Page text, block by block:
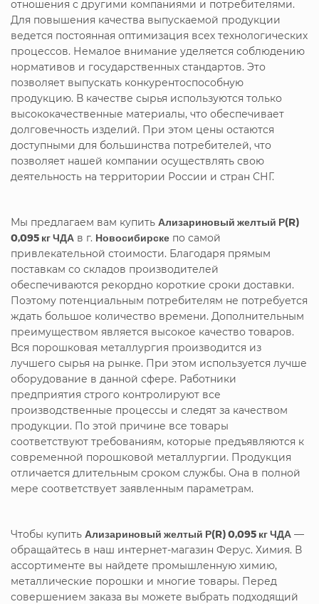
отношения с другими компаниями и потребителями.
Для повышения качества выпускаемой продукции
ведется постоянная оптимизация всех технологических
процессов. Немалое внимание уделяется соблюдению
нормативов и государственных стандартов. Это
позволяет выпускать конкурентоспособную
продукцию. В качестве сырья используются только
высококачественные материалы, что обеспечивает
долговечность изделий. При этом цены остаются
доступными для большинства потребителей, что
позволяет нашей компании осуществлять свою
деятельность на территории России и стран СНГ.
Мы предлагаем вам купить Ализариновый желтый Р(R)
0,095 кг ЧДА в г. Новосибирске по самой
привлекательной стоимости. Благодаря прямым
поставкам со складов производителей
обеспечиваются рекордно короткие сроки доставки.
Поэтому потенциальным потребителям не потребуется
ждать большое количество времени. Дополнительным
преимуществом является высокое качество товаров.
Вся порошковая металлургия производится из
лучшего сырья на рынке. При этом используется лучше
оборудование в данной сфере. Работники
предприятия строго контролируют все
производственные процессы и следят за качеством
продукции. По этой причине все товары
соответствуют требованиям, которые предъявляются к
современной порошковой металлургии. Продукция
отличается длительным сроком службы. Она в полной
мере соответствует заявленным параметрам.
Чтобы купить Ализариновый желтый Р(R) 0,095 кг ЧДА —
обращайтесь в наш интернет-магазин Ферус. Химия. В
ассортименте вы найдете промышленную химию,
металлические порошки и многие товары. Перед
совершением заказа вы можете выбрать подходящий